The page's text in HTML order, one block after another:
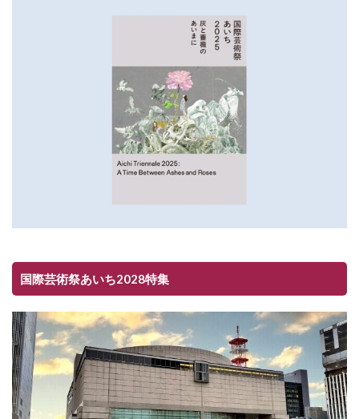
国際芸術祭あいち2028特集